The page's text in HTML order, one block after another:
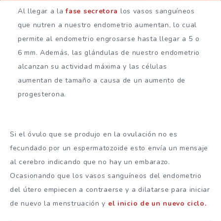
Al llegar a lafase secretora los vasos sanguíneos
que nutren a nuestro endometrio aumentan, lo cual
permite al endometrio engrosarse hasta llegar a 5 o
6 mm. Además, las glándulas de nuestro endometrio
alcanzan su actividad máxima y las células
aumentan de tamaño a causa de un aumento de
progesterona.
Si el óvulo que se produjo en la ovulación no es
fecundado por un espermatozoide esto envía un mensaje
al cerebro indicando que no hay un embarazo.
Ocasionando que los vasos sanguíneos del endometrio
del útero empiecen a contraerse y a dilatarse para iniciar
de nuevo la menstruación y el inicio de un nuevo ciclo.